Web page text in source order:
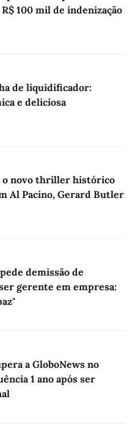
100 mil de indenização
de liquidificador:
e deliciosa
o novo thriller histórico
Al Pacino, Gerard Butler
demissão de
gerente em empresa:
a GloboNews no
1 ano após ser